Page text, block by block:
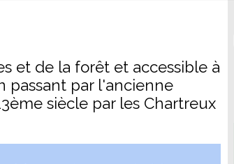
et de la forêt et accessible à
passant par l'ancienne
siècle par les Chartreux